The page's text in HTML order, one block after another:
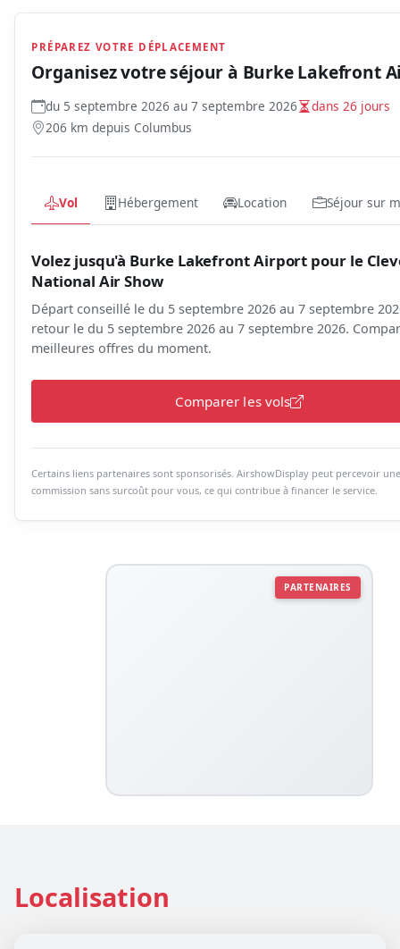
PRÉPAREZ VOTRE DÉPLACEMENT
Organisez votre séjour à Burke Lakefront
du 5 septembre 2026 au 7 septembre 2026
dans 26 jours
206 km depuis Columbus
Vol Hébergement Location Séjour sur
Volez jusqu'à Burke Lakefront Airport pour le
National Air Show
Départ conseillé le du 5 septembre 2026 au 7 septembre
retour le du 5 septembre 2026 au 7 septembre 2026.
meilleures offres du moment.
Comparer les vols
Certains liens partenaires sont sponsorisés. AirshowDisplay peut percevoir
commission sans surcoût pour vous, ce qui contribue à financer le service.
PARTENAIRES
Localisation